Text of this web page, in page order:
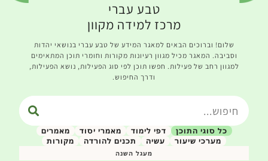
טבע עברי
מרכז למידה מקוון
שלום! וברוכים הבאים למאגר המידע של טבע עברי בנושאי יהדות
וסביבה. המאגר מכיל מגוון רעיונות מקורות וחומרי תוכן המתאימים
למגוון רחב של פעילות. חפשו תוכן לפי סוג הפעילות, נושא הפעילות,
ודרך החיפוש.
דפי לימוד מאמרי יסוד
מאמרים
מערכי שיעור
עשיה תכנים להורדה מקורות
כל סוגי התוכן
מעגל השנה